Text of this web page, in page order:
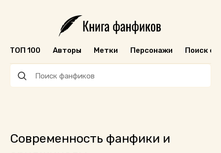
ТОП 100 Авторы Метки Персонажи Поиск
Современность фанфики и